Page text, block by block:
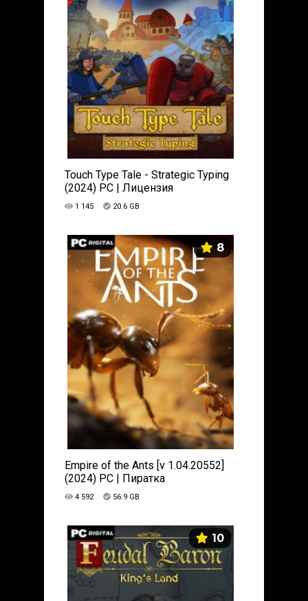
Touch Type Tale - Strategic Typing
(2024) PC | Лицензия
1 145 20.6 GB
8
Empire of the Ants [v 1.04.20552]
(2024) PC | Пиратка
4 592 56.9 GB
10